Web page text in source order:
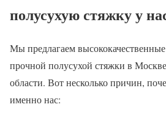
полусухую стяжку у
Мы предлагаем
прочной полусухой стяжки в
области. Вот несколько причин,
именно нас: